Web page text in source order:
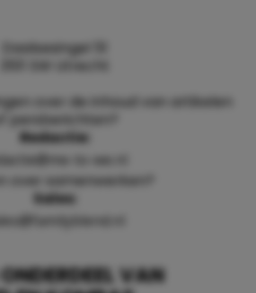
VAN
Daalsesingel 51
3511 SW Utrecht
over de inhoud van artikelen
of persberichten?
Redactie:
to-we.nl
over samenwerken?
Sales: